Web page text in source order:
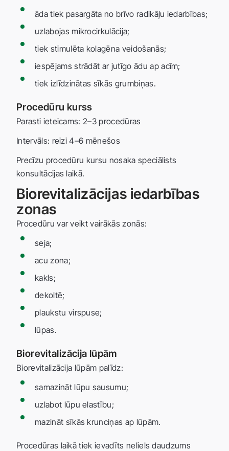
āda tiek pasargāta no brīvo radikāļu iedarbības;
uzlabojas mikrocirkulācija;
tiek stimulēta kolagēna veidošanās;
iespējams strādāt ar jutīgo ādu ap acīm;
tiek izlīdzinātas sīkās grumbiņas.
Procedūru kurss
Parasti ieteicams: 2–3 procedūras
Intervāls: reizi 4–6 mēnešos
Precīzu procedūru kursu nosaka speciālists
konsultācijas laikā.
Biorevitalizācijas iedarbības
zonas
Procedūru var veikt vairākās zonās:
seja;
acu zona;
kakls;
dekoltē;
plaukstu virspuse;
lūpas.
Biorevitalizācija lūpām
Biorevitalizācija lūpām palīdz:
samazināt lūpu sausumu;
uzlabot lūpu elastību;
mazināt sīkās krunciņas ap lūpām.
Procedūras laikā tiek ievadīts neliels daudzums